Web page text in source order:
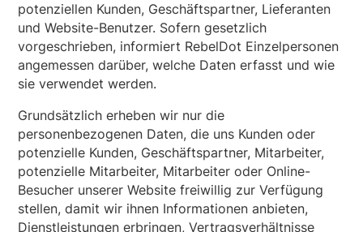
potenziellen Kunden, Geschäftspartner, Lieferanten
und Website-Benutzer. Sofern gesetzlich
vorgeschrieben, informiert RebelDot Einzelpersonen
angemessen darüber, welche Daten erfasst und wie
sie verwendet werden.
Grundsätzlich erheben wir nur die
personenbezogenen Daten, die uns Kunden oder
potenzielle Kunden, Geschäftspartner, Mitarbeiter,
potenzielle Mitarbeiter, Mitarbeiter oder Online-
Besucher unserer Website freiwillig zur Verfügung
stellen, damit wir ihnen Informationen anbieten,
Dienstleistungen erbringen, Vertragsverhältnisse